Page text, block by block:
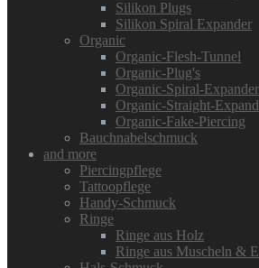
Silikon Plugs
Silikon Spiral Expander
Organic
Organic-Flesh-Tunnel
Organic-Plug's
Organic-Spiral-Expander
Organic-Straight-
Organic-Fake-Piercing
Bauchnabelschmuck
and more
Piercingpflege
Tattoopflege
Handy-Schmuck
Ringe
Ringe aus Holz
Ringe aus Muscheln &